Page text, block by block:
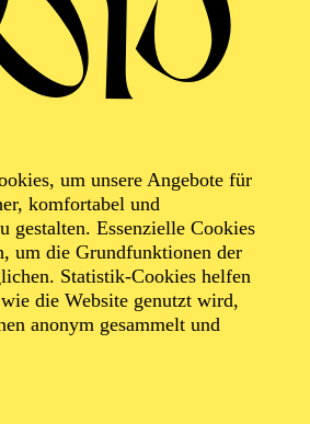
um unsere Angebote für
komfortabel und
gestalten. Essenzielle Cookies
um die Grundfunktionen der
Statistik-Cookies helfen
die Website genutzt wird,
anonym gesammelt und
Balcı
Gast